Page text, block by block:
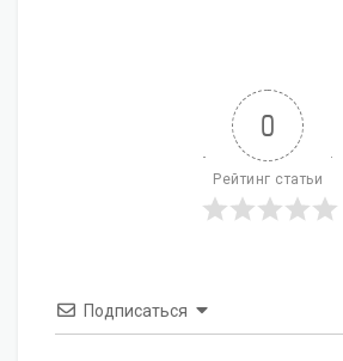
0
Рейтинг статьи
Подписаться